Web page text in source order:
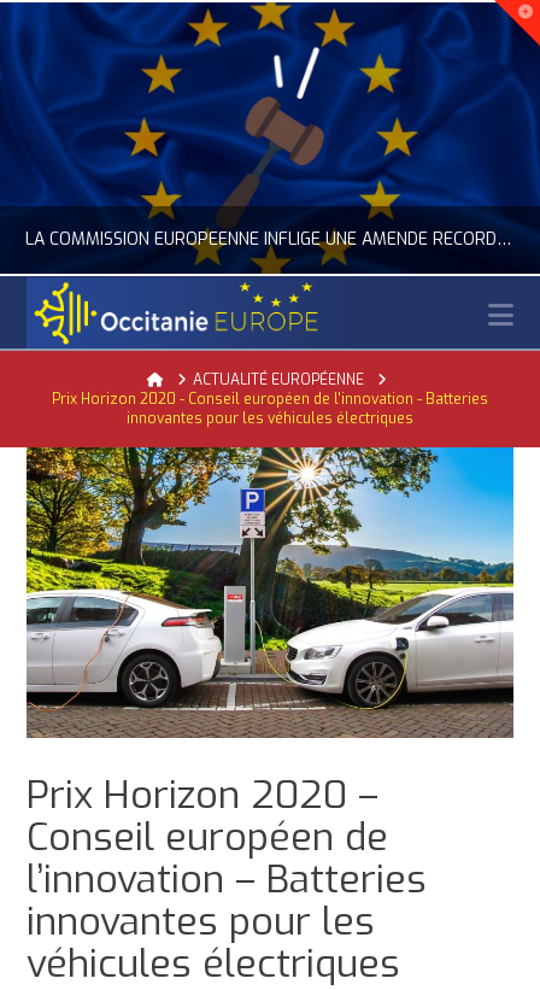
LA COMMISSION EUROPÉENNE INFLIGE UNE AMENDE RECORD À GOOGLE
ACTUALITÉ DE L'UNION EUROPÉENNE, ACTUALITÉ DE LA REPRÉSENTATION D’OCCITANIE EUROPE, NUMÉRIQUE- DIGITAL
JUILLET 24, 2026
HomeACTUALITÉ EUROPÉENNE
Prix Horizon 2020 - Conseil européen de l'innovation - Batteries
innovantes pour les véhicules électriques
Prix Horizon 2020 –
Conseil européen de
l’innovation – Batteries
innovantes pour les
véhicules électriques